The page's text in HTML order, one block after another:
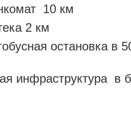
10 км
2 км
остановка в
инфраструктура в